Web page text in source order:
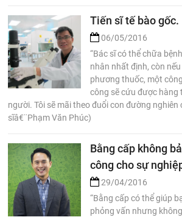
Tiến sĩ tế bào gốc.
06/05/2016
“Bác sĩ có thể chữa
nhân nhất định, còn
phương thuốc, một
công sẽ cứu được hàng
người. Tôi sẽ mãi theo đuổi con đường nghiên
sĩâ€¨Phạm Văn Phúc)
Bằng cấp không
công cho sự
29/04/2016
“Bằng cấp có thể giúp
phỏng vấn nhưng